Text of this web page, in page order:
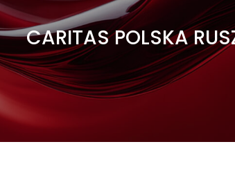
CARITAS POLSKA